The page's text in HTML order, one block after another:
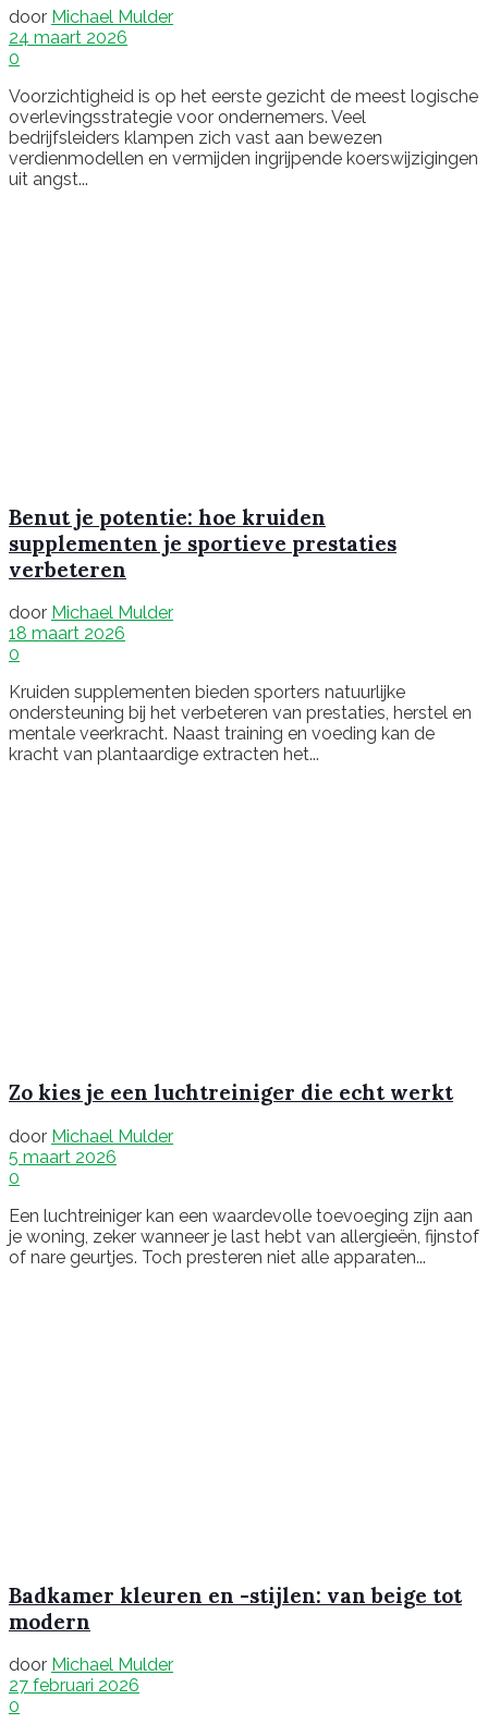
door Michael Mulder
24 maart 2026
0
Voorzichtigheid is op het eerste gezicht de meest logische
overlevingsstrategie voor ondernemers. Veel
bedrijfsleiders klampen zich vast aan bewezen
verdienmodellen en vermijden ingrijpende koerswijzigingen
uit angst...
Benut je potentie: hoe kruiden
supplementen je sportieve prestaties
verbeteren
door Michael Mulder
18 maart 2026
0
Kruiden supplementen bieden sporters natuurlijke
ondersteuning bij het verbeteren van prestaties, herstel en
mentale veerkracht. Naast training en voeding kan de
kracht van plantaardige extracten het...
Zo kies je een luchtreiniger die echt werkt
door Michael Mulder
5 maart 2026
0
Een luchtreiniger kan een waardevolle toevoeging zijn aan
je woning, zeker wanneer je last hebt van allergieën, fijnstof
of nare geurtjes. Toch presteren niet alle apparaten...
Badkamer kleuren en -stijlen: van beige tot
modern
door Michael Mulder
27 februari 2026
0